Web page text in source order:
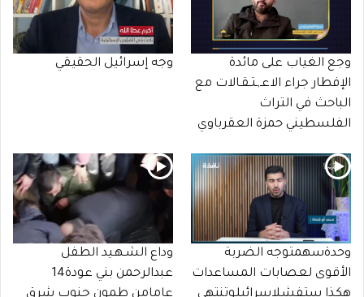
وجع الغياب على مائدة
الإفطار جراء الاعـ,ـتـقـالات مع
الباحث في التراث
الفلسطيني حمزة العقرباوي
وجه إسرائيل الحقيقي
وحدةسهمتوجه الضربة
الأقوى لعصابات المساعدات
هكذا ستفشلإسرائيلوتنتهي
وداع الشـهـيد الطفل
عبدالرحمن بني عودة14
عامامن طمون جنوب شرق